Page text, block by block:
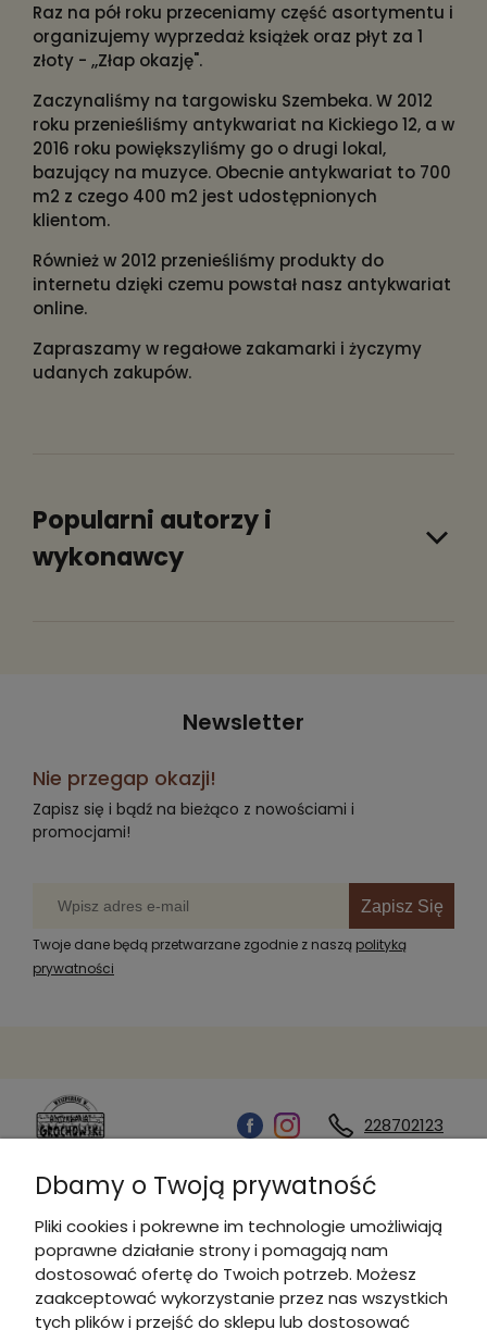
Raz na pół roku przeceniamy część asortymentu i
organizujemy wyprzedaż książek oraz płyt za 1
złoty - ,,Złap okazję".
Zaczynaliśmy na targowisku Szembeka. W 2012
roku przenieśliśmy antykwariat na Kickiego 12, a w
2016 roku powiększyliśmy go o drugi lokal,
bazujący na muzyce. Obecnie antykwariat to 700
m2 z czego 400 m2 jest udostępnionych
klientom.
Również w 2012 przenieśliśmy produkty do
internetu dzięki czemu powstał nasz antykwariat
online.
Zapraszamy w regałowe zakamarki i życzymy
udanych zakupów.
Popularni autorzy i
wykonawcy
Newsletter
Nie przegap okazji!
Zapisz się i bądź na bieżąco z nowościami i
promocjami!
Zapisz Się
Twoje dane będą przetwarzane zgodnie z naszą polityką
prywatności
228702123
Kontakt
Informacje
Dbamy o Twoją prywatność
Pliki cookies i pokrewne im technologie umożliwiają
poprawne działanie strony i pomagają nam
dostosować ofertę do Twoich potrzeb. Możesz
zaakceptować wykorzystanie przez nas wszystkich
tych plików i przejść do sklepu lub dostosować